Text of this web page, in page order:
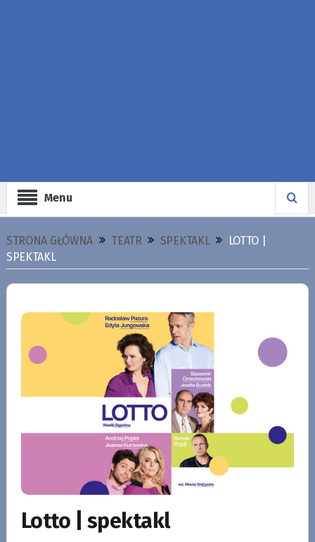
Menu
STRONA GŁÓWNA TEATR SPEKTAKL
LOTTO |
SPEKTAKL
Lotto | spektakl